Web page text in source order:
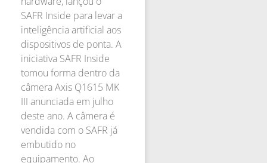
SAFR Inside para levar a
inteligência artificial aos
dispositivos de ponta. A
iniciativa SAFR Inside
tomou forma dentro da
câmera Axis Q1615 MK
III anunciada em julho
deste ano. A câmera é
vendida com o SAFR já
embutido no
equipamento. Ao